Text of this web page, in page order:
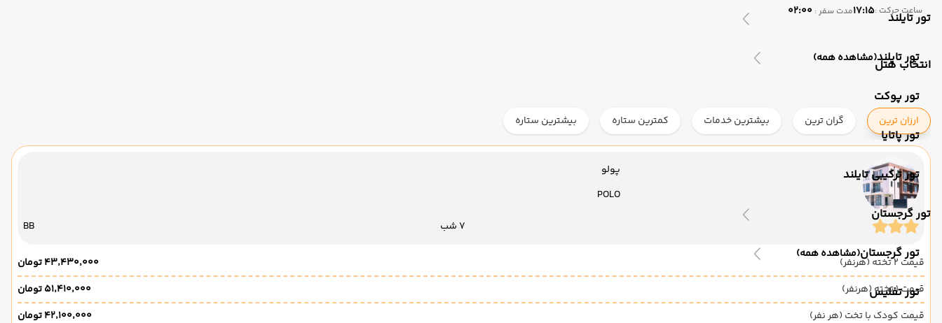
تور تایلند
تور تایلند(مشاهده همه)
تور پوکت
تور پاتایا
تور ترکیبی تایلند
تور گرجستان
تور گرجستان(مشاهده همه)
تور تفلیس
ساعت حرکت :17:15مدت سفر : 02:00
انتخاب هتل
ارزان ترین گران ترین بیشترین خدمات کمترین ستاره بیشترین ستاره
پولو
POLO
7 شب BB
قیمت 2 تخته (هرنفر)
۴۳٬۴۳۰٬۰۰۰ تومان
قیمت 1 تخته (هرنفر)
۵۱٬۴۱۰٬۰۰۰ تومان
قیمت کودک با تخت (هر نفر)
۴۲٬۱۰۰٬۰۰۰ تومان